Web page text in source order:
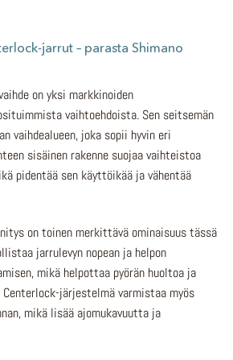
jarrut – parasta Shimano
on yksi markkinoiden
vaihtoehdoista. Sen seitsemän
vaihdealueen, joka sopii hyvin eri
sisäinen rakenne suojaa vaihteistoa
pidentää sen käyttöikää ja vähentää
on toinen merkittävä ominaisuus tässä
jarrulevyn nopean ja helpon
mikä helpottaa pyörän huoltoa ja
järjestelmä varmistaa myös
mikä lisää ajomukavuutta ja